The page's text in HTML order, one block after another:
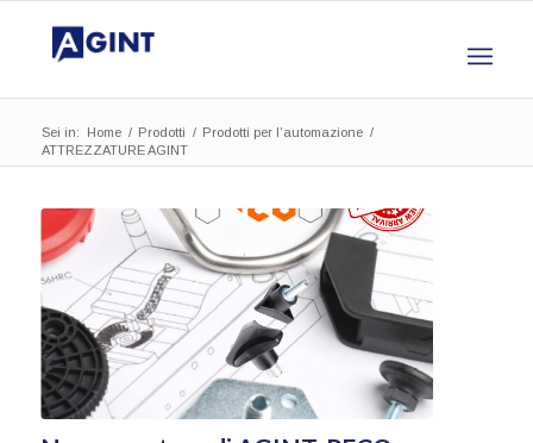
Sei in: Home / Prodotti / Prodotti per l’automazione /
ATTREZZATURE AGINT